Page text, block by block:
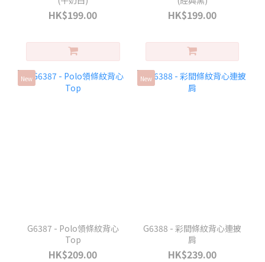
HK$199.00 HK$199.00
New
G6387 - Polo領條紋背心
Top
HK$209.00
New
G6388 - 彩間條紋背心連披
肩
HK$239.00